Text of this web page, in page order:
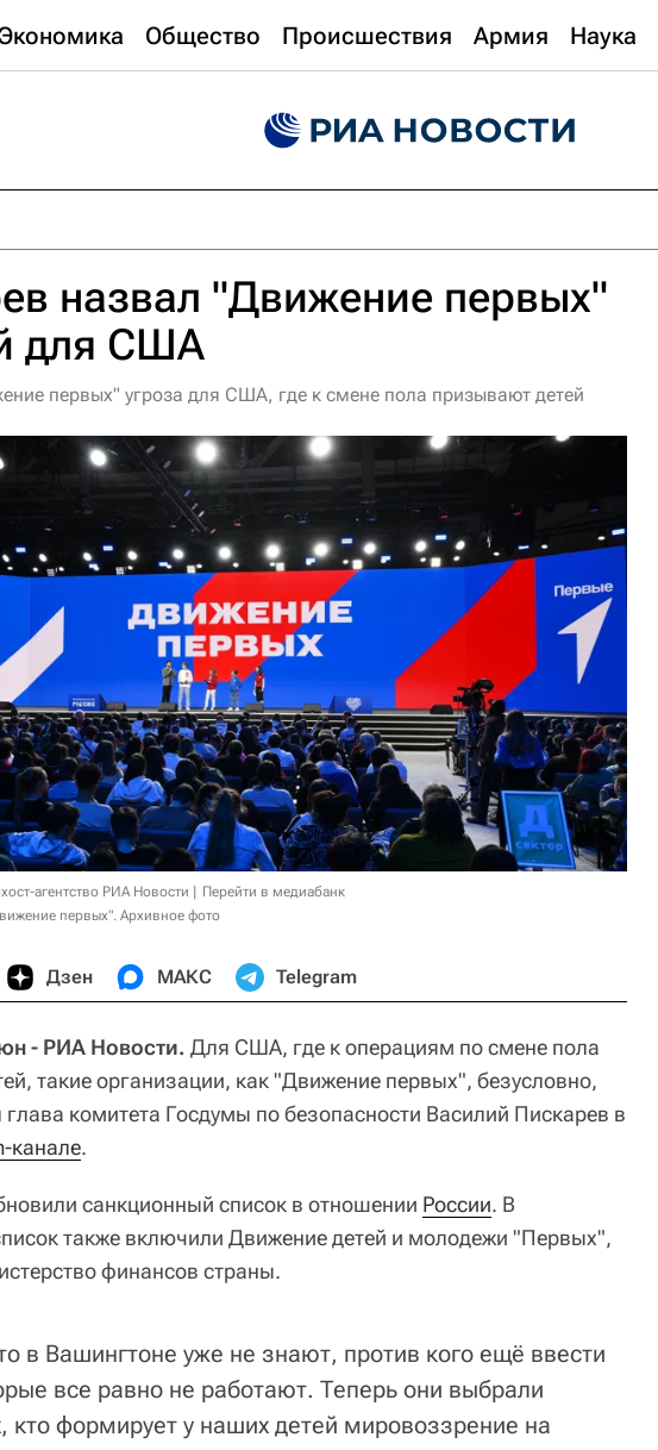
Общество Происшествия Армия Наука
назвал "Движение первых"
для США
первых" угроза для США, где к смене пола призывают детей
агентство РИА Новости
Перейти в медиабанк
первых". Архивное фото
Дзен МАКС Telegram
- РИА Новости. Для США, где к операциям по смене пола
такие организации, как "Движение первых", безусловно,
глава комитета Госдумы по безопасности Василий Пискарев в
канале.
санкционный список в отношении России. В
также включили Движение детей и молодежи "Первых",
финансов страны.
в Вашингтоне уже не знают, против кого ещё ввести
все равно не работают. Теперь они выбрали
формирует у наших детей мировоззрение на